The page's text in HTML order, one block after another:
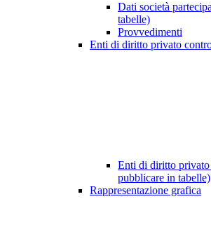
Dati società
tabelle)
Provvedimenti
Enti di diritto privato
Enti di diritto
pubblicare in tabelle)
Rappresentazione grafica